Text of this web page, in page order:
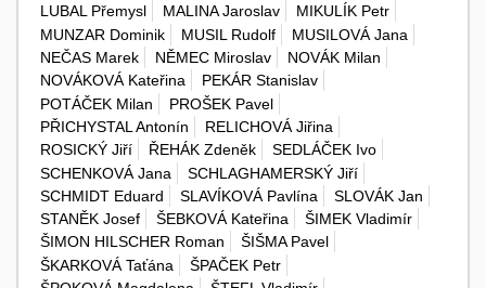
LUBAL Přemysl
MALINA Jaroslav
MIKULÍK Petr
MUNZAR Dominik
MUSIL Rudolf
MUSILOVÁ Jana
NEČAS Marek
NĚMEC Miroslav
NOVÁK Milan
NOVÁKOVÁ Kateřina
PEKÁR Stanislav
POTÁČEK Milan
PROŠEK Pavel
PŘICHYSTAL Antonín
RELICHOVÁ Jiřina
ROSICKÝ Jiří
ŘEHÁK Zdeněk
SEDLÁČEK Ivo
SCHENKOVÁ Jana
SCHLAGHAMERSKÝ Jiří
SCHMIDT Eduard
SLAVÍKOVÁ Pavlína
SLOVÁK Jan
STANĚK Josef
ŠEBKOVÁ Kateřina
ŠIMEK Vladimír
ŠIMON HILSCHER Roman
ŠIŠMA Pavel
ŠKARKOVÁ Taťána
ŠPAČEK Petr